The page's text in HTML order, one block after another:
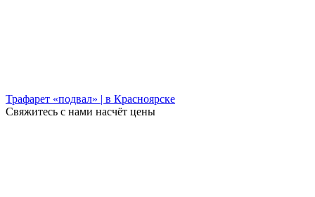
Трафарет «подвал» | в Красноярске
Свяжитесь с нами насчёт цены